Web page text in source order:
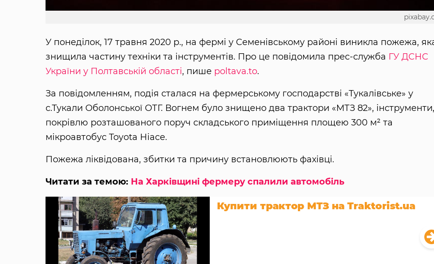
У понеділок, 17 травня 2020 р., на фермі у Семенівському районі виникла пожежа,
знищила частину техніки та інструментів. Про це повідомила прес-служба ГУ ДСНС
України у Полтавській області, пише poltava.to.
За повідомленням, подія сталася на фермерському господарстві «Тукалівське» у
с.Тукали Оболонської ОТГ. Вогнем було знищено два трактори «МТЗ 82», інструменти,
покрівлю розташованого поруч складського приміщення площею 300 м² та
мікроавтобус Toyota Hiace.
Пожежа ліквідована, збитки та причину встановлюють фахівці.
Читати за темою: На Харківщині фермеру спалили автомобіль
Купити трактор МТЗ на Traktorist.ua